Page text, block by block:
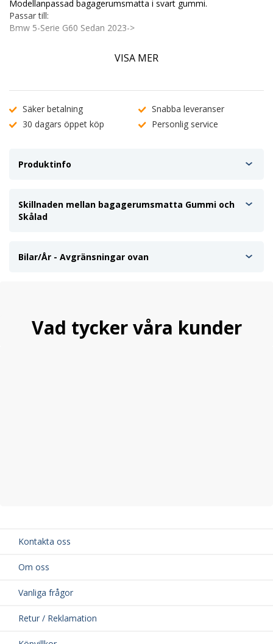
Modellanpassad bagagerumsmatta i svart gummi.
Passar till:
Bmw 5-Serie G60 Sedan 2023->
Modellanpassad för bästa passform.
Upphöjda kanter 3-5cm
Vatten och vätsketät
Enkel att plocka ut.
mellan skålad och inte skålad bagagerumsmatta
VISA MER
Säker betalning
Snabba leveranser
30 dagars öppet köp
Personlig service
Produktinfo
Skillnaden mellan bagagerumsmatta Gummi och
Skålad
Bilar/År - Avgränsningar ovan
Vad tycker våra kunder
Kontakta oss
Om oss
Vanliga frågor
Retur / Reklamation